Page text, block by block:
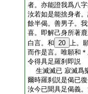
者。亦能證我爲八
汝若如是能捨身者
餘半偈。善男子。
喜。即解己身所著
白言。和 20 上。
而作是言。唯願和
令得具足羅刹即説
生滅滅已 寂滅爲
爾時羅刹説是偈已
汝今已聞具足偈義